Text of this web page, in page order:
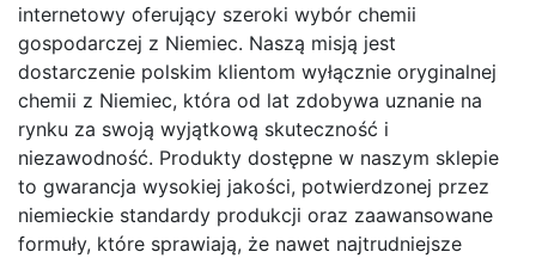
internetowy oferujący szeroki wybór chemii
gospodarczej z Niemiec. Naszą misją jest
dostarczenie polskim klientom wyłącznie oryginalnej
chemii z Niemiec, która od lat zdobywa uznanie na
rynku za swoją wyjątkową skuteczność i
niezawodność. Produkty dostępne w naszym sklepie
to gwarancja wysokiej jakości, potwierdzonej przez
niemieckie standardy produkcji oraz zaawansowane
formuły, które sprawiają, że nawet najtrudniejsze